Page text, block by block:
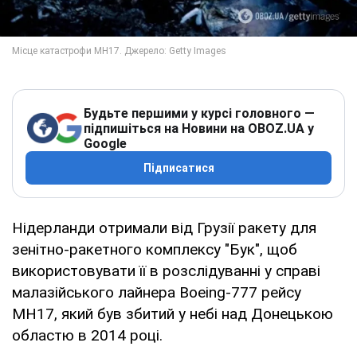
Будьте першими у курсі головного —
підпишіться на Новини на OBOZ.UA у
Google
Підписатися
Нідерланди отримали від Грузії ракету для
зенітно-ракетного комплексу "Бук", щоб
використовувати її в розслідуванні у справі
малазійського лайнера Boeing-777 рейсу
MH17, який був збитий у небі над Донецькою
областю в 2014 році.